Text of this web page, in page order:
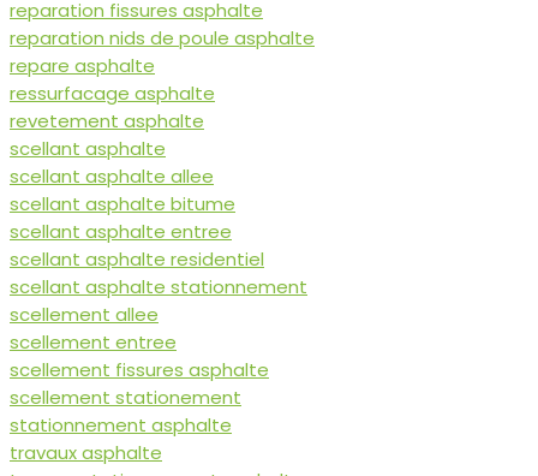
reparation fissures asphalte
reparation nids de poule asphalte
repare asphalte
ressurfacage asphalte
revetement asphalte
scellant asphalte
scellant asphalte allee
scellant asphalte bitume
scellant asphalte entree
scellant asphalte residentiel
scellant asphalte stationnement
scellement allee
scellement entree
scellement fissures asphalte
scellement stationement
stationnement asphalte
travaux asphalte